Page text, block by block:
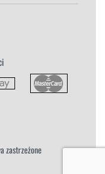
zastrzeżone